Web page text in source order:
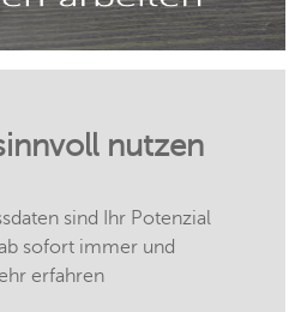
nutzen
sind Ihr Potenzial
sofort immer und
erfahren